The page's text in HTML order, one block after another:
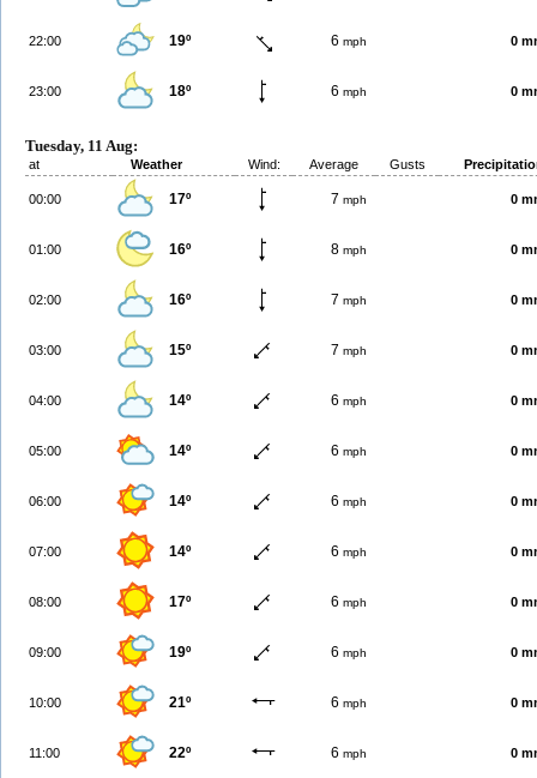
22:00 19º 6 mph 0
23:00 18º 6 mph 0
Tuesday, 11 Aug:
at Weather Wind: Average Gusts
00:00 17º 7 mph 0
01:00 16º 8 mph 0
02:00 16º 7 mph 0
03:00 15º 7 mph 0
04:00 14º 6 mph 0
05:00 14º 6 mph 0
06:00 14º 6 mph 0
07:00 14º 6 mph 0
08:00 17º 6 mph 0
09:00 19º 6 mph 0
10:00 21º 6 mph 0
11:00 22º 6 mph 0